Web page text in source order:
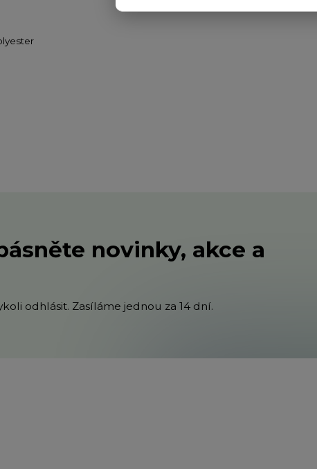
novinky, akce a
odhlásit. Zasíláme jednou za 14 dní.